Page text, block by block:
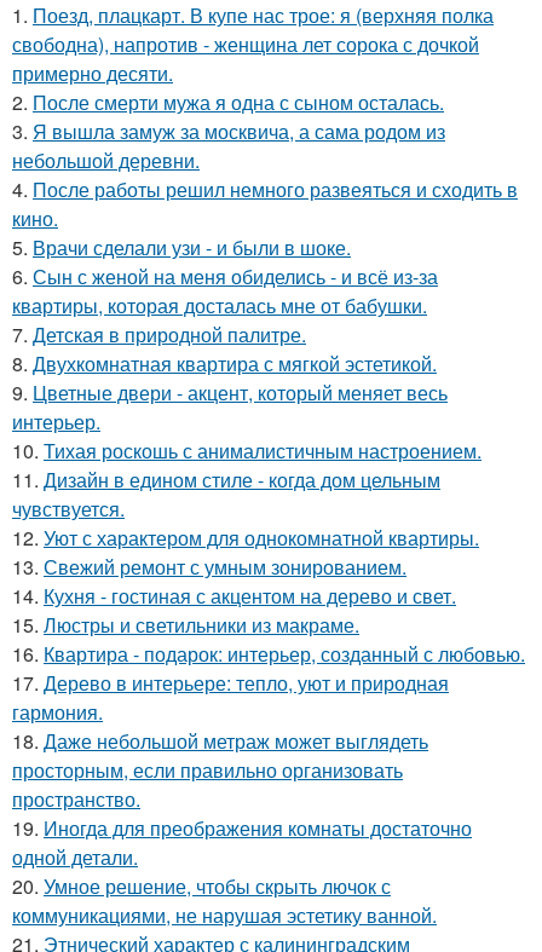
1. Поезд, плацкарт. В купе нас трое: я (верхняя полка
свободна), напротив - женщина лет сорока с дочкой
примерно десяти.
2. После смерти мужа я одна с сыном осталась.
3. Я вышла замуж за москвича, а сама родом из
небольшой деревни.
4. После работы решил немного развеяться и сходить в
кино.
5. Врачи сделали узи - и были в шоке.
6. Сын с женой на меня обиделись - и всё из-за
квартиры, которая досталась мне от бабушки.
7. Детская в природной палитре.
8. Двухкомнатная квартира с мягкой эстетикой.
9. Цветные двери - акцент, который меняет весь
интерьер.
10. Тихая роскошь с анималистичным настроением.
11. Дизайн в едином стиле - когда дом цельным
чувствуется.
12. Уют с характером для однокомнатной квартиры.
13. Свежий ремонт с умным зонированием.
14. Кухня - гостиная с акцентом на дерево и свет.
15. Люстры и светильники из макраме.
16. Квартира - подарок: интерьер, созданный с любовью.
17. Дерево в интерьере: тепло, уют и природная
гармония.
18. Даже небольшой метраж может выглядеть
просторным, если правильно организовать
пространство.
19. Иногда для преображения комнаты достаточно
одной детали.
20. Умное решение, чтобы скрыть лючок с
коммуникациями, не нарушая эстетику ванной.
21. Этнический характер с калининградским